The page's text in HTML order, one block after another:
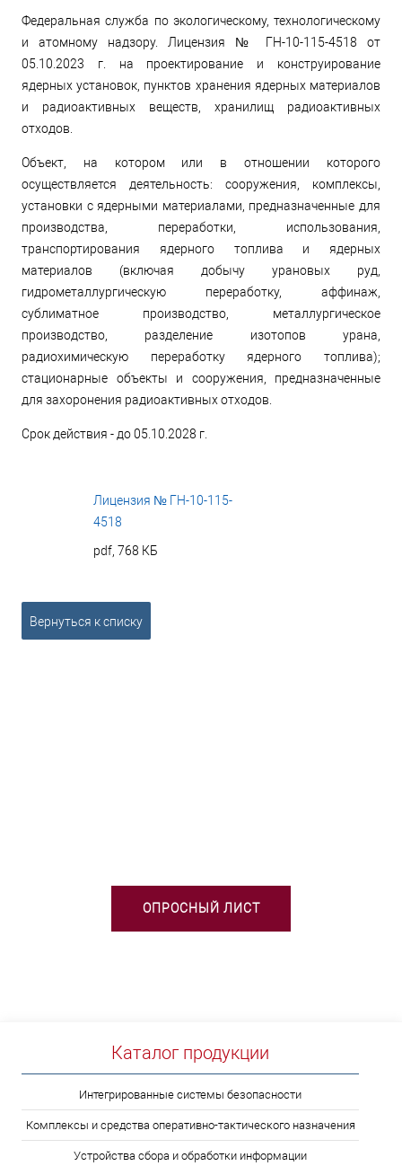
Федеральная служба по экологическому, технологическому
и атомному надзору. Лицензия № ГН-10-115-4518 от
05.10.2023 г. на проектирование и конструирование
ядерных установок, пунктов хранения ядерных материалов
и радиоактивных веществ, хранилищ радиоактивных
отходов.
Объект, на котором или в отношении которого
осуществляется деятельность: сооружения, комплексы,
установки с ядерными материалами, предназначенные для
производства, переработки, использования,
транспортирования ядерного топлива и ядерных
материалов (включая добычу урановых руд,
гидрометаллургическую переработку, аффинаж,
сублиматное производство, металлургическое
производство, разделение изотопов урана,
радиохимическую переработку ядерного топлива);
стационарные объекты и сооружения, предназначенные
для захоронения радиоактивных отходов.
Срок действия - до 05.10.2028 г.
Лицензия № ГН-10-115-
4518
pdf, 768 КБ
Вернуться к списку
ОПРОСНЫЙ ЛИСТ
Каталог продукции
Интегрированные системы безопасности
Комплексы и средства оперативно-тактического назначения
Устройства сбора и обработки информации